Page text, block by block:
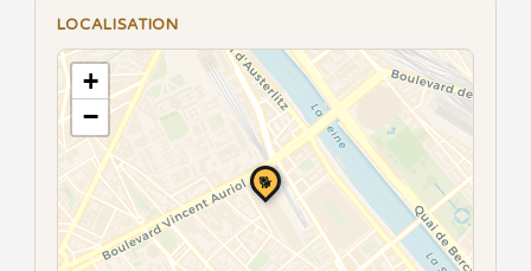
LOCALISATION
🐕
+
−